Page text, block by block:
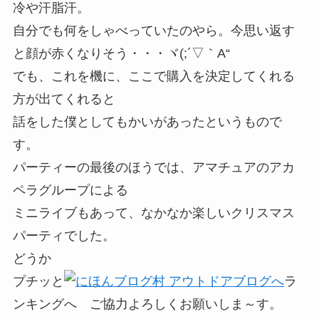
冷や汗脂汗。
自分でも何をしゃべっていたのやら。今思い返す
と顔が赤くなりそう・・・ヾ(;´▽｀A“
でも、これを機に、ここで購入を決定してくれる
方が出てくれると
話をした僕としてもかいがあったというもので
す。
パーティーの最後のほうでは、アマチュアのアカ
ペラグループによる
ミニライブもあって、なかなか楽しいクリスマス
パーティでした。
どうか
プチッと
ラ
ンキングへ ご協力よろしくお願いしま～す。